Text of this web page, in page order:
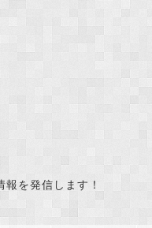
を発信します！